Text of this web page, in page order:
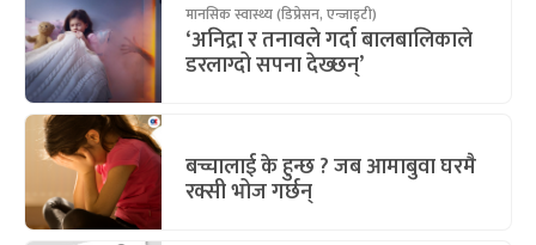
मानसिक स्वास्थ्य (डिप्रेसन, एन्जाइटी)
‘अनिद्रा र तनावले गर्दा बालबालिकाले
डरलाग्दो सपना देख्छन्’
बच्चालाई के हुन्छ ? जब आमाबुवा घरमै
रक्सी भोज गर्छन्